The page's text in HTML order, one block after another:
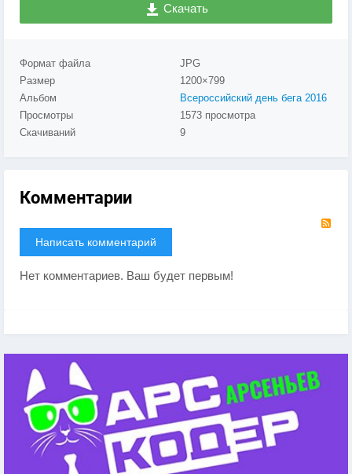
Скачать
Формат файла
JPG
Размер
1200×799
Альбом
Всероссийский день бега 2016
Просмотры
1573 просмотра
Скачиваний
9
Комментарии
Написать комментарий
Нет комментариев. Ваш будет первым!